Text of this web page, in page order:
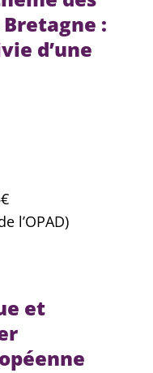
:
d’une
l’OPAD)
et